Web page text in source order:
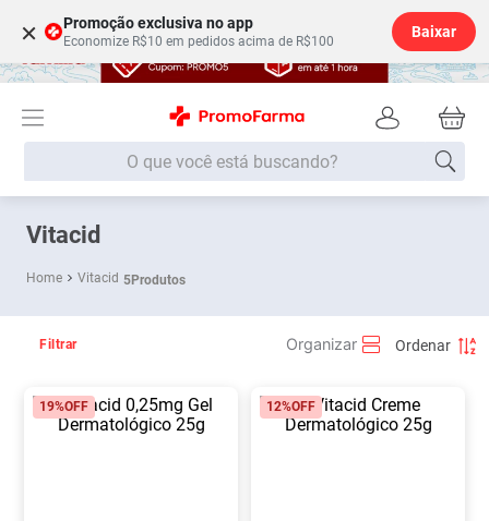
× Promoção exclusiva no app
Economize R$10 em pedidos acima de R$100
Baixar
O que você está buscando?
Vitacid
Vitacid 5Produtos
Filtrar
19%OFF 12%OFF
Termos mais buscados
1 º Fralda
3º
5º Fralda G